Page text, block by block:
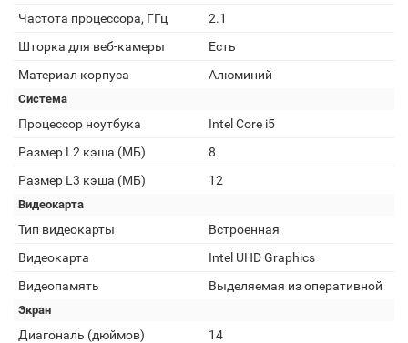
Частота процессора, ГГц
2.1
Шторка для веб-камеры
Есть
Материал корпуса
Алюминий
Система
Процессор ноутбука
Intel Core i5
Размер L2 кэша (МБ)
8
Размер L3 кэша (МБ)
12
Видеокарта
Тип видеокарты
Встроенная
Видеокарта
Intel UHD Graphics
Видеопамять
Выделяемая из оперативной
Экран
Диагональ (дюймов)
14